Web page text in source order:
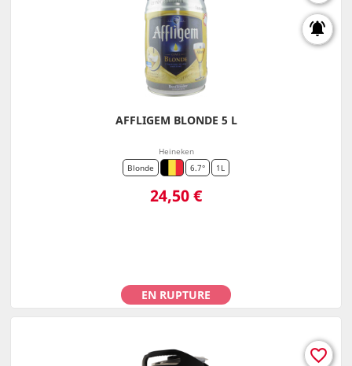
AFFLIGEM BLONDE 5 L
Heineken
Blonde
6.7° 1L
Prix
24,50 €
EN RUPTURE
notifications_active
favorite_border